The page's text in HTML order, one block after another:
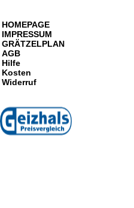
HOMEPAGE
IMPRESSUM
GRÄTZELPLAN
AGB
Hilfe
Kosten
Widerruf